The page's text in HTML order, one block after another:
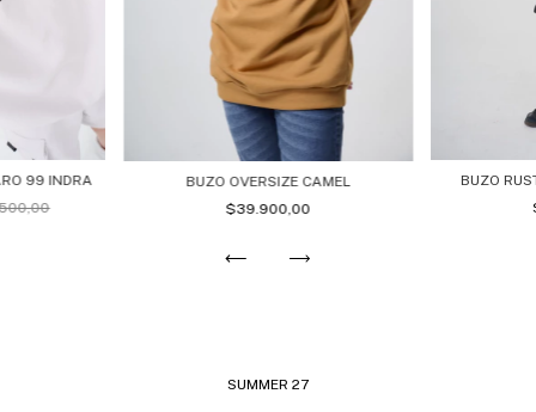
99 INDRA
BUZO OVERSIZE CAMEL
$39.900,00
BUZO
SUMMER 27